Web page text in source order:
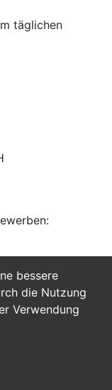
bessere
die Nutzung
Verwendung
täglichen